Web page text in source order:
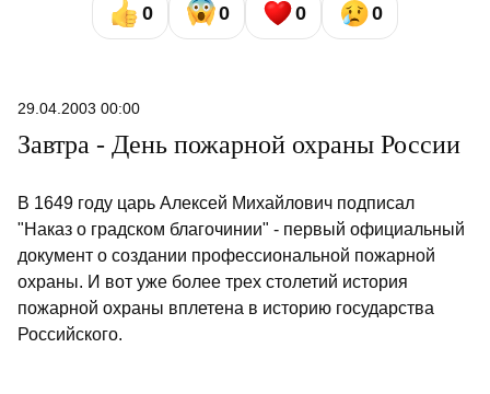
0 0 0 0
29.04.2003 00:00
Завтра - День пожарной охраны России
В 1649 году царь Алексей Михайлович подписал
"Наказ о градском благочинии" - первый официальный
документ о создании профессиональной пожарной
охраны. И вот уже более трех столетий история
пожарной охраны вплетена в историю государства
Российского.